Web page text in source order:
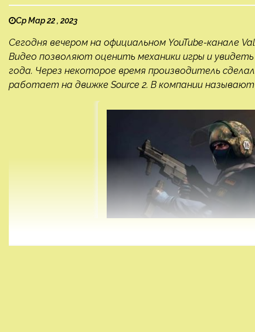
Ср Мар 22 , 2023
Сегодня вечером на официальном YouTube-канале
Видео позволяют оценить механики игры и
года. Через некоторое время производитель
работает на движке Source 2. В компании называют